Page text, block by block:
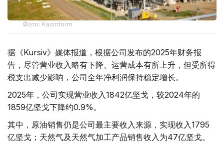
Фото: Kazinform
据《Kursiv》媒体报道，根据公司发布的2025年财务报
告，尽管营业收入略有下降、运营成本有所上升，但受所得
税支出减少影响，公司全年净利润保持稳定增长。
2025年，公司实现营业收入1842亿坚戈，较2024年的
1859亿坚戈下降约0.9%。
其中，原油销售仍是公司最主要收入来源，实现收入1795
亿坚戈；天然气及天然气加工产品销售收入为47亿坚戈。